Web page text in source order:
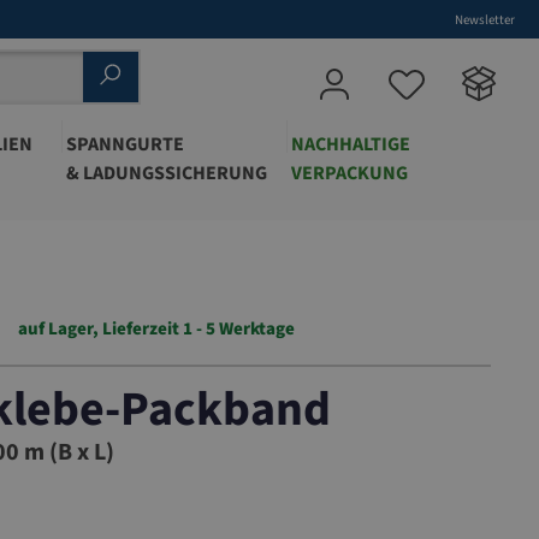
Newsletter
SPANNGURTE
& LADUNGSSICHERUNG
NACHHALTIGE
VERPACKUNG
auf Lager, Lieferzeit 1 - 5 Werktage
Packband
m (B x L)